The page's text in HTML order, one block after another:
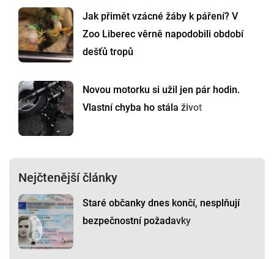
Jak přimět vzácné žáby k páření? V
Zoo Liberec věrně napodobili období
dešťů tropů
Novou motorku si užil jen pár hodin.
Vlastní chyba ho stála život
Nejčtenější články
Staré občanky dnes končí, nesplňují
bezpečnostní požadavky